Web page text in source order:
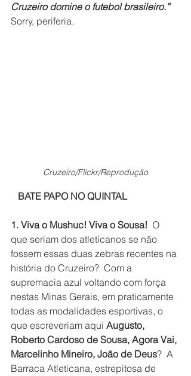
Cruzeiro domine o futebol brasileiro.”
Sorry, periferia.
Cruzeiro/Flickr/Reprodução
BATE PAPO NO QUINTAL
1. Viva o Mushuc! Viva o Sousa! O
que seriam dos atleticanos se não
fossem essas duas zebras recentes na
história do Cruzeiro?  Com a
supremacia azul voltando com força
nestas Minas Gerais, em praticamente
todas as modalidades esportivas, o
que escreveriam aqui Augusto,
Roberto Cardoso de Sousa, Agora Vai,
Marcelinho Mineiro, João de Deus?  A
Barraca Atleticana, estrepitosa de